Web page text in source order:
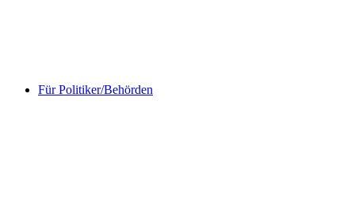
Für Politiker/Behörden